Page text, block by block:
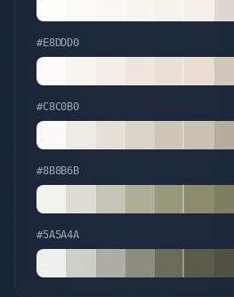
#E8DDD0
#C8C0B0
#8B8B6B
#5A5A4A